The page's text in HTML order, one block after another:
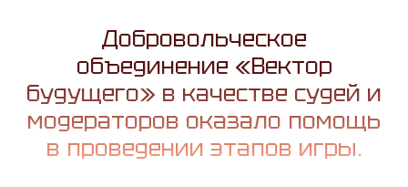
Добровольческое
объединение «Вектор
будущего» в качестве судей и
модераторов оказало помощь
в проведении этапов игры.